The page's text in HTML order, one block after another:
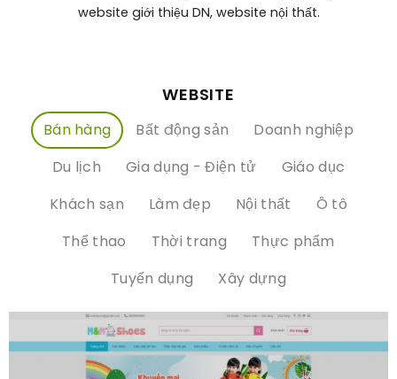
website giới thiệu DN, website nội thất.
WEBSITE
Bán hàng Bất động sản
Doanh nghiệp
Du lịch
Gia dụng - Điện tử
Giáo dục
Khách sạn
Làm đẹp Nội thất
Ô tô
Thể thao
Thời trang
Thực phẩm
Tuyển dụng
Xây dựng